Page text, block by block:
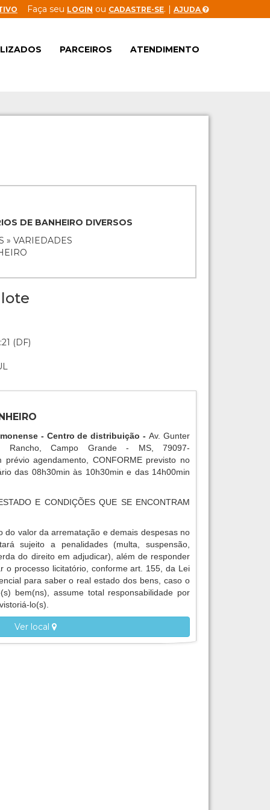
Faça seu LOGIN ou CADASTRE-SE. | AJUDA
PARCEIROS ATENDIMENTO
DE BANHEIRO DIVERSOS
» VARIEDADES
(DF)
- Centro de distribuição -Av. Gunter
Campo Grande - MS, 79097-
agendamento, CONFORME previsto no
das 08h30min às 10h30min e das 14h00min
E CONDIÇÕES QUE SE ENCONTRAM
do valor da arrematação e demais despesas no
sujeito a penalidades (multa, suspensão,
do direito em adjudicar), além de responder
o processo licitatório, conforme art. 155, da Lei
para saber o real estado dos bens, caso o
bem(ns), assume total responsabilidade por
lo(s).
Ver local